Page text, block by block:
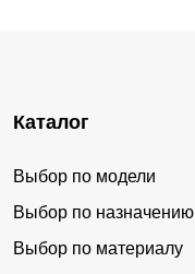
Каталог
Выбор по модели
Выбор по назначению
Выбор по материалу